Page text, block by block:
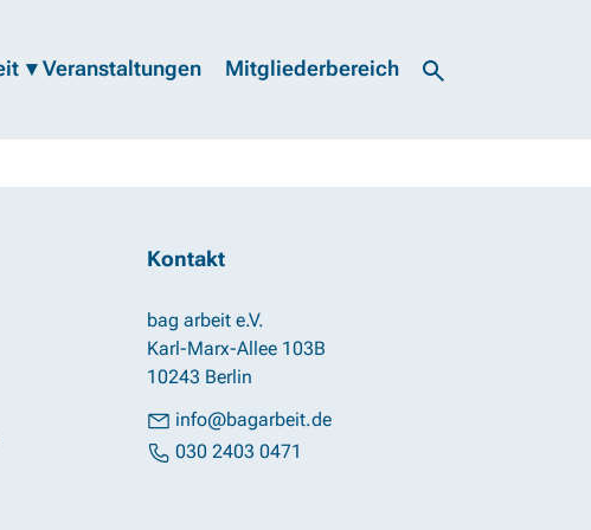
Veranstaltungen Mitgliederbereich
Kontakt
bag arbeit e.V.
Karl-Marx-Allee 103B
10243 Berlin
info@bagarbeit.de
030 2403 0471